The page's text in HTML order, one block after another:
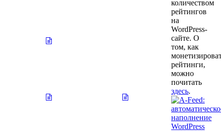
Нет
заголовка
29.10.2025
Нет
заголовка
29.10.2025
количеством
рейтингов
на
WordPress-
сайте. О
том, как
рейтинги,
можно
почитать
здесь.